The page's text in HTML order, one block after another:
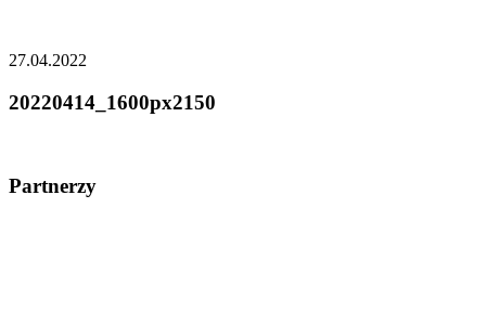
27.04.2022
20220414_1600px2150
Partnerzy